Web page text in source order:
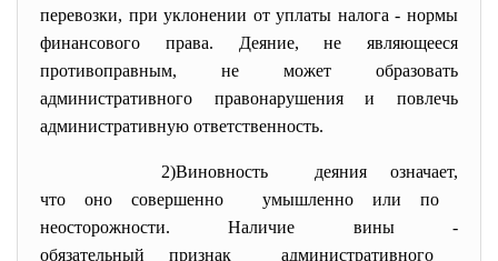
перевозки, при уклонении от уплаты налога - нормы
финансового права. Деяние, не являющееся
противоправным, не может образовать
административного правонарушения и повлечь
административную ответственность.
2)Виновность деяния означает,
что оно совершенно умышленно или по
неосторожности. Наличие вины -
обязательный признак административного